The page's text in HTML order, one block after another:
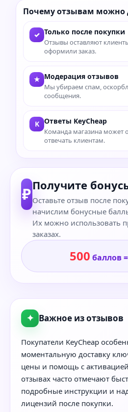
Почему отзывам можно
✓ Только после покупки
Отзывы оставляют
оформили заказ.
★ Модерация отзывов
Мы убираем спам,
сообщения.
K Ответы KeyCheap
Команда магазина может
отвечать клиентам.
₽Получите
Оставьте отзыв после
начислим бонусные
Их можно использовать
заказах.
500 баллов
✦ Важное из отзывов
Покупатели KeyCheap
моментальную доставку
цены и помощь с
отзывах часто отмечают
подробные инструкции и
лицензий после покупки.